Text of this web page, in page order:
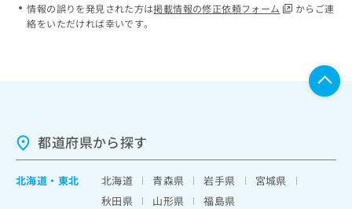
情報の誤りを発見された方は掲載情報の修正依頼フォーム
からご連
絡をいただければ幸いです。
都道府県から探す
北海道 ・ 東北 北海道 青森県 岩手県
宮城県
秋田県
山形県
福島県